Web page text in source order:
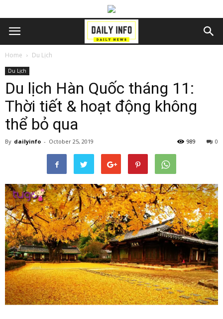
Home Du Lịch
Du Lịch
Du lịch Hàn Quốc tháng 11:
Thời tiết & hoạt động không
thể bỏ qua
By dailyinfo - October 25, 2019 0
989